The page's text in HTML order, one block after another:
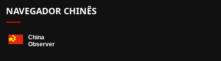
NAVEGADOR CHINÊS